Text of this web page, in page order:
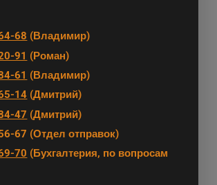
68 (Владимир)
91 (Роман)
61 (Владимир)
14 (Дмитрий)
47 (Дмитрий)
67 (Отдел отправок)
70 (Бухгалтерия, по вопросам